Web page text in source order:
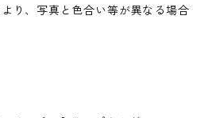
り、写真と色合い等が異なる場合